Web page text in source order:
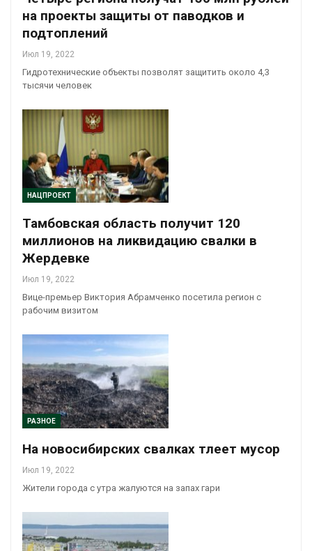
на проекты защиты от паводков и
подтоплений
Июл 19, 2022
Гидротехнические объекты позволят защитить около 4,3
тысячи человек
НАЦПРОЕКТ
Тамбовская область получит 120
миллионов на ликвидацию свалки в
Жердевке
Июл 19, 2022
Вице-премьер Виктория Абрамченко посетила регион с
рабочим визитом
РАЗНОЕ
На новосибирских свалках тлеет мусор
Июл 19, 2022
Жители города с утра жалуются на запах гари